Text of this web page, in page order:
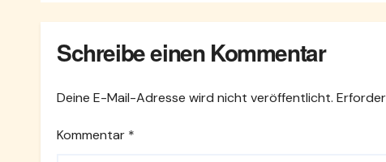
Schreibe einen Kommentar
Deine E-Mail-Adresse wird nicht veröffentlicht.
Kommentar *